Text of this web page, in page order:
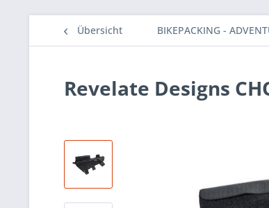
Übersicht BIKEPACKING -
Revelate Designs